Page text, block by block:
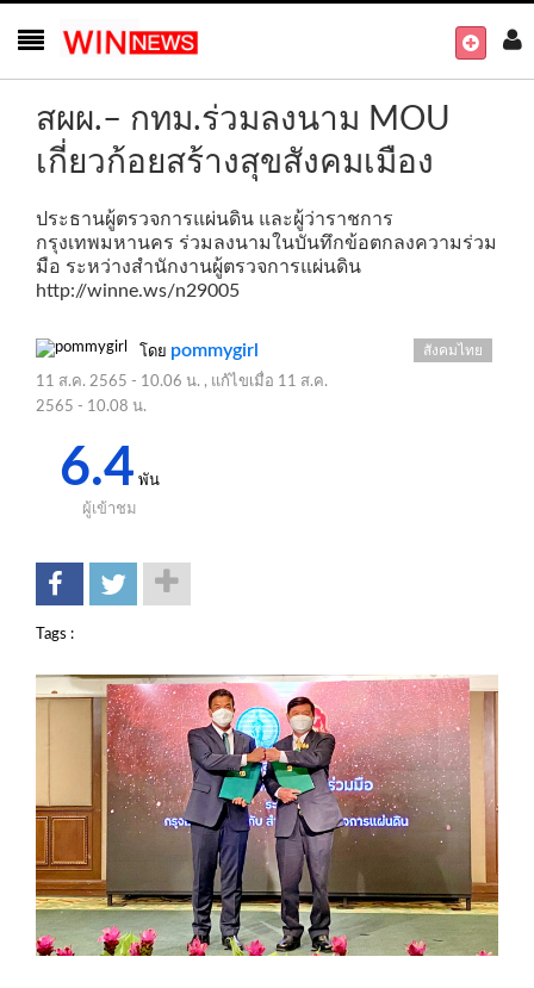
สผผ.– กทม.ร่วมลงนาม MOU
เกี่ยวก้อยสร้างสุขสังคมเมือง
ประธานผู้ตรวจการแผ่นดิน และผู้ว่าราชการ
กรุงเทพมหานคร ร่วมลงนามในบันทึกข้อตกลงความร่วม
มือ ระหว่างสำนักงานผู้ตรวจการแผ่นดิน
http://winne.ws/n29005
โดย pommygirl
11 ส.ค. 2565 - 10.06 น. , แก้ไขเมื่อ 11 ส.ค.
2565 - 10.08 น.
สังคมไทย
6.4 พัน
ผู้เข้าชม
Tags :